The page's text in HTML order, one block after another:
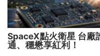
SpaceX點火衛星 台廠
通、穩懋享紅利！